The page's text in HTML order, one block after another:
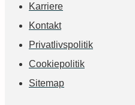
Karriere
Kontakt
Privatlivspolitik
Cookiepolitik
Sitemap